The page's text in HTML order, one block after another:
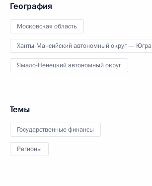
География
Московская область
Ханты-Мансийский автономный округ — Югра
Ямало-Ненецкий автономный округ
Темы
Государственные финансы
Регионы